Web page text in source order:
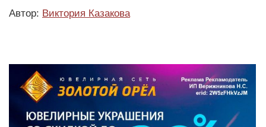
Автор: Виктория Казакова